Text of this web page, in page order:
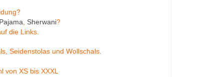
Sherwani?
die Links.
, Seidenstolasund Wollschals.
von XS bis XXXL